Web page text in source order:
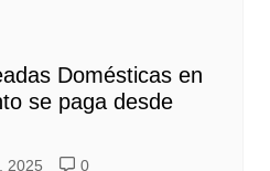
Domésticas en
se paga desde
2025 0